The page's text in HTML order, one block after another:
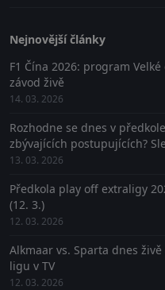
Nejnovější články
F1 Čína 2026: program
závod živě
14. 03. 2026
Rozhodne se dnes v
zbývajících postupujících?
13. 03. 2026
Předkola play off extraligy
(12. 3.)
12. 03. 2026
Alkmaar vs. Sparta dnes
ligu v TV
12. 03. 2026